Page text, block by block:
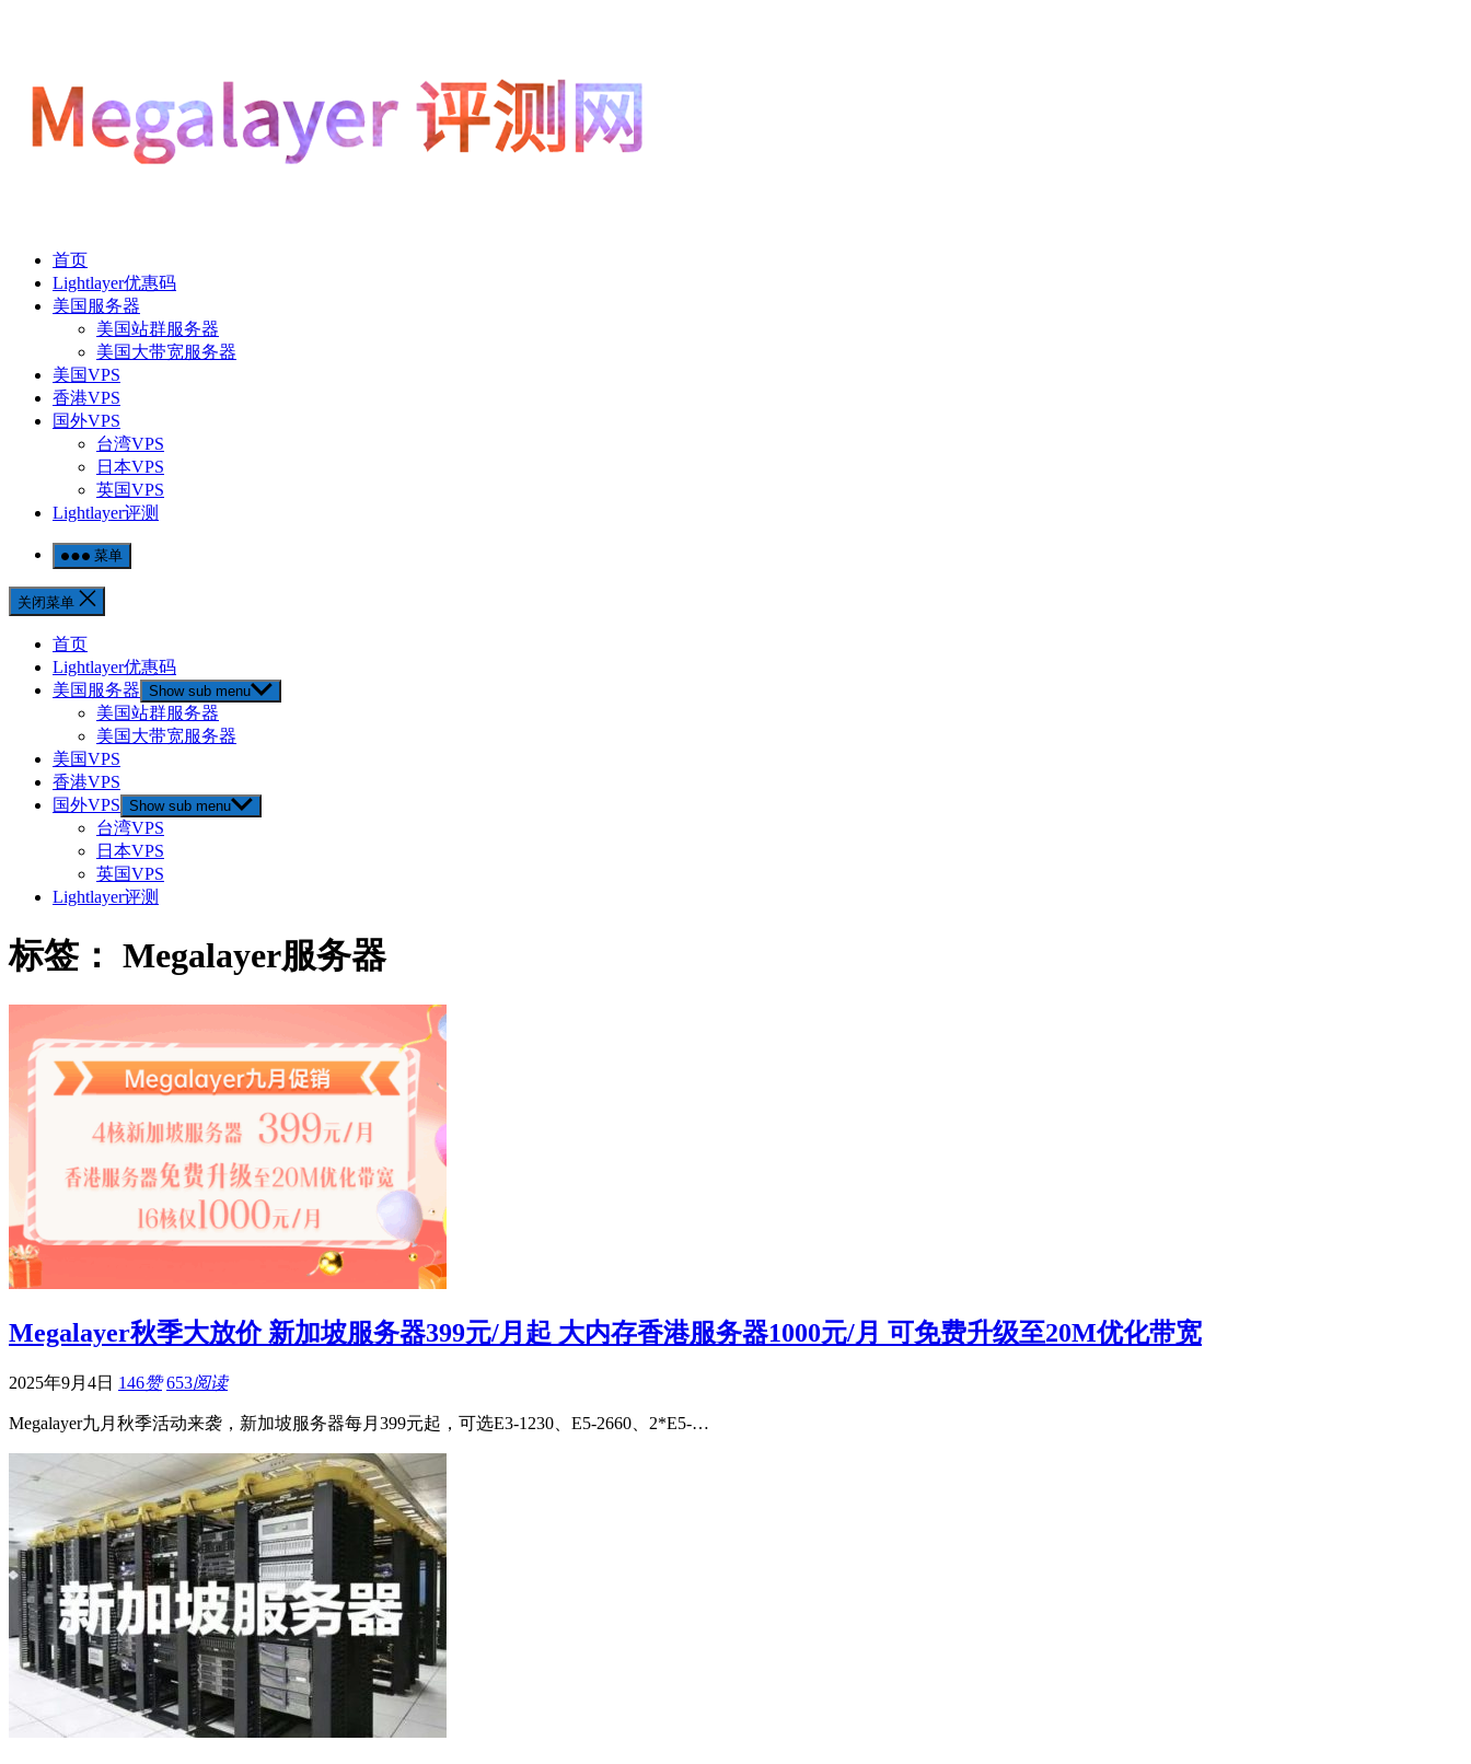
首页
Lightlayer优惠码
美国服务器
美国站群服务器
美国大带宽服务器
美国VPS
香港VPS
国外VPS
台湾VPS
日本VPS
英国VPS
Lightlayer评测
菜单
关闭菜单
首页
Lightlayer优惠码
美国服务器 Show sub menu
美国站群服务器
美国大带宽服务器
美国VPS
香港VPS
国外VPS Show sub menu
台湾VPS
日本VPS
英国VPS
Lightlayer评测
标签： Megalayer服务器
Megalayer秋季大放价 新加坡服务器399元/月起 大内存香港服务器1000元/月 可免费升级至20M优化带宽
2025年9月4日 146赞 653阅读
Megalayer九月秋季活动来袭，新加坡服务器每月399元起，可选E3-1230、E5-2660、2*E5-…